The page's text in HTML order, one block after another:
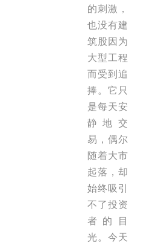
的刺激，
也没有建
筑股因为
大型工程
而受到追
捧。它只
是每天安
静地交
易，偶尔
随着大市
起落，却
始终吸引
不了投资
者的目
光。今天